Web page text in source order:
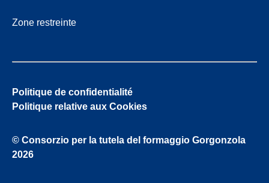
Zone restreinte
Politique de confidentialité
Politique relative aux Cookies
© Consorzio per la tutela del formaggio Gorgonzola
2026